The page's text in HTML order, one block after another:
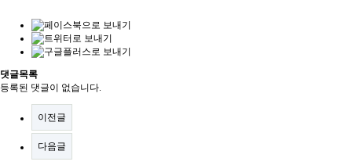
댓글목록
등록된 댓글이 없습니다.
이전글
다음글